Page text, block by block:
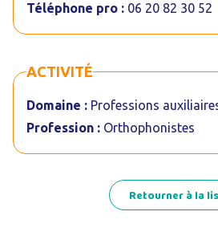
Téléphone pro : 06 20 82 30 52
ACTIVITÉ
Domaine : Professions
Profession : Orthophonistes
Retourner à la